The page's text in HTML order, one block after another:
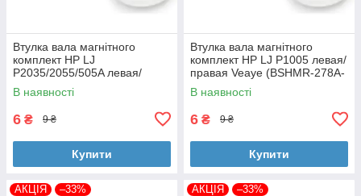
Втулка вала магнітного
комплект HP LJ
P2035/2055/505A левая/
правая Veaye (BSHMR-505A-
VE)
В наявності
6 ₴ 9 ₴
Купити
Втулка вала магнітного
комплект HP LJ P1005 левая/
правая Veaye (BSHMR-278A-
VE)
В наявності
6 ₴ 9 ₴
Купити
АКЦІЯ –33% АКЦІЯ –33%